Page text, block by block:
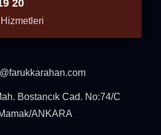
20
Bostancık Cad. No:74/C
ANKARA